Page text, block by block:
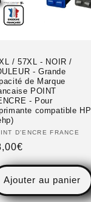
/ 57XL - NOIR /
- Grande
de Marque
POINT
- Pour
compatible HP
:
D'ENCRE FRANCE
Ajouter au panier